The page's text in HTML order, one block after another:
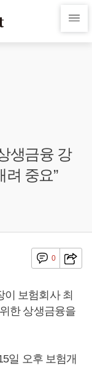
생금융 강
려 중요”
0
이 보험회사 최
한 상생금융을
일 오후 보험개